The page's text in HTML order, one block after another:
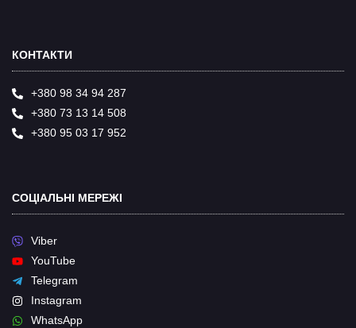
КОНТАКТИ
+380 98 34 94 287
+380 73 13 14 508
+380 95 03 17 952
СОЦІАЛЬНІ МЕРЕЖІ
Viber
YouTube
Telegram
Instagram
WhatsApp